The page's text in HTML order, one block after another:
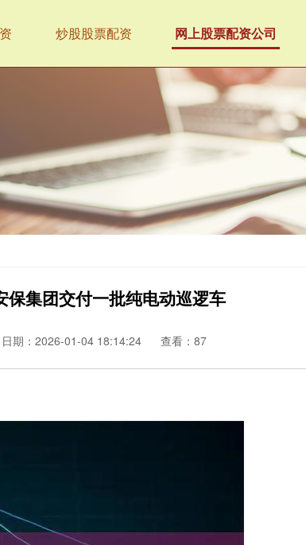
炒股股票配资 网上股票配资公司
集团交付一批纯电动巡逻车
日期：2026-01-04 18:14:24 查看：87